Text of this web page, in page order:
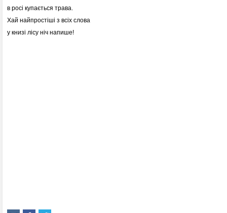
в росі купається трава.
Хай найпростіші з всіх слова
у книзі лісу ніч напише!